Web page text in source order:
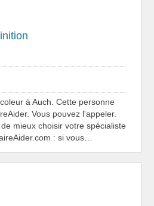
à Auch. Cette personne
Vous pouvez l'appeler.
mieux choisir votre spécialiste
: si vous…